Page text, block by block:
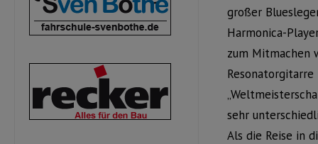
großer
Harmonica-
zum Mitmachen
Resonatorgitarre
sehr
Als die Reise in